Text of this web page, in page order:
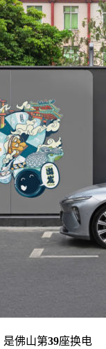
是佛山第39座换电